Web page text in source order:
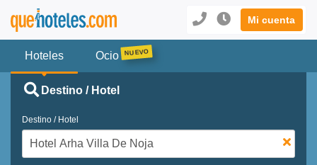
Mi cuenta
Hoteles Ocio
Destino / Hotel
Destino / Hotel